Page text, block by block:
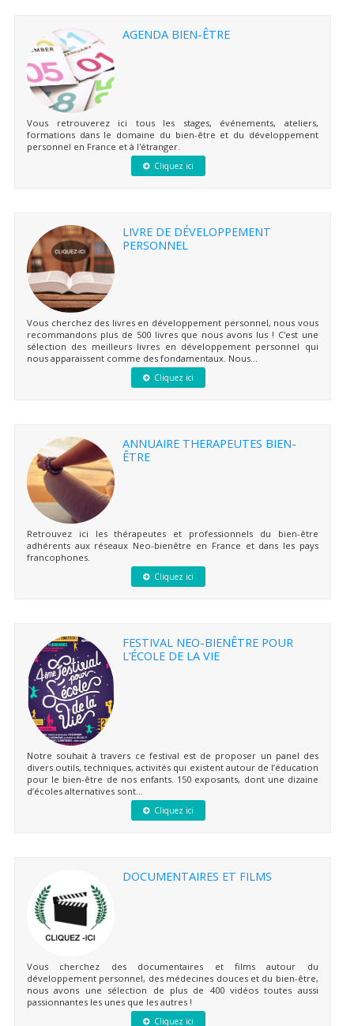
AGENDA BIEN-ÊTRE
Vous retrouverez ici tous les stages, événements, ateliers,
formations dans le domaine du bien-être et du développement
personnel en France et à l'étranger.
Cliquez ici
LIVRE DE DÉVELOPPEMENT
PERSONNEL
Vous cherchez des livres en développement personnel, nous vous
recommandons plus de 500 livres que nous avons lus ! C'est une
sélection des meilleurs livres en développement personnel qui
nous apparaissent comme des fondamentaux. Nous...
Cliquez ici
ANNUAIRE THERAPEUTES BIEN-
ÊTRE
Retrouvez ici les thérapeutes et professionnels du bien-être
adhérents aux réseaux Neo-bienêtre en France et dans les pays
francophones.
Cliquez ici
FESTIVAL NEO-BIENÊTRE POUR
L’ÉCOLE DE LA VIE
Notre souhait à travers ce festival est de proposer un panel des
divers outils, techniques, activités qui existent autour de l’éducation
pour le bien-être de nos enfants. 150 exposants, dont une dizaine
d’écoles alternatives sont...
Cliquez ici
DOCUMENTAIRES ET FILMS
Vous cherchez des documentaires et films autour du
développement personnel, des médecines douces et du bien-être,
nous avons une sélection de plus de 400 vidéos toutes aussi
passionnantes les unes que les autres !
Cliquez ici